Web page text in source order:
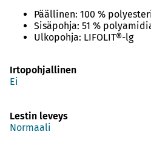
Päällinen: 100 %
Sisäpohja: 51 %
Ulkopohja: LIFOLIT®-lg
Irtopohjallinen
Ei
Lestin leveys
Normaali